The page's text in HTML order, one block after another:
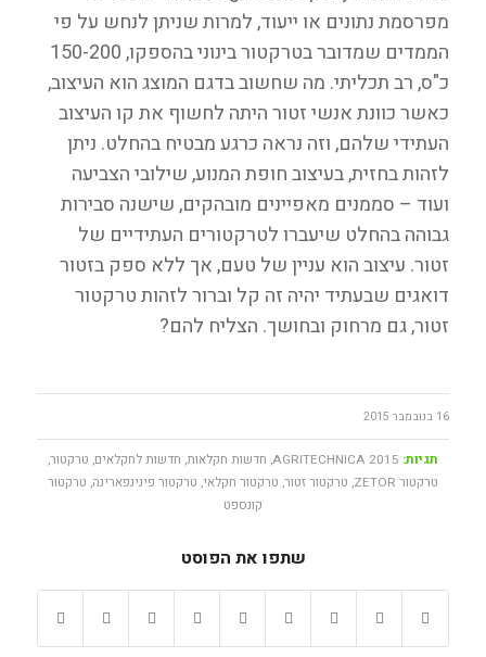
מפרסמת נתונים או ייעוד, למרות שניתן לנחש על פי
הממדים שמדובר בטרקטור בינוני בהספקו, 150-200
כ"ס, רב תכליתי. מה שחשוב בדגם המוצג הוא העיצוב,
כאשר כוונת אנשי זטור היתה לחשוף את קו העיצוב
העתידי שלהם, וזה נראה כרגע מבטיח בהחלט. ניתן
לזהות בחזית, בעיצוב חופת המנוע, שילובי הצביעה
ועוד – סממנים מאפיינים מובהקים, שישנה סבירות
גבוהה בהחלט שיעברו לטרקטורים העתידיים של
זטור. עיצוב הוא עניין של טעם, אך ללא ספק בזטור
דואגים שבעתיד יהיה זה קל וברור לזהות טרקטור
זטור, גם מרחוק ובחושך. הצליח להם?
16 בנובמבר 2015
תגיות: AGRITECHNICA 2015
, חדשות חקלאות, חדשות לחקלאים, טרקטור,
טרקטור ZETOR
, טרקטור זטור, טרקטור חקלאי, טרקטור פינינפארינה, טרקטור
קונספט
שתפו את הפוסט